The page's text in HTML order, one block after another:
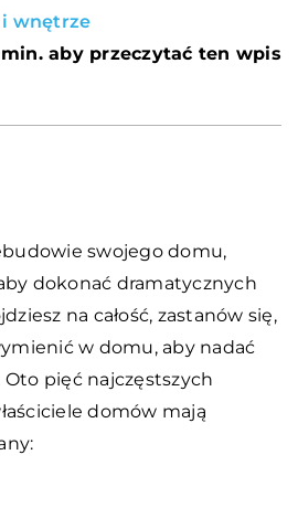
i wnętrze
aby przeczytać ten wpis
swojego domu,
dokonać dramatycznych
na całość, zastanów się,
w domu, aby nadać
pięć najczęstszych
domów mają